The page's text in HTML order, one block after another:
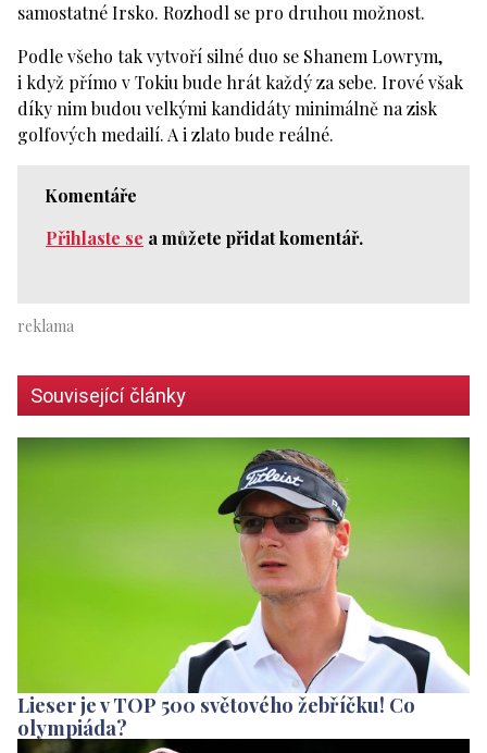
samostatné Irsko. Rozhodl se pro druhou možnost.
Podle všeho tak vytvoří silné duo se Shanem Lowrym,
i když přímo v Tokiu bude hrát každý za sebe. Irové však
díky nim budou velkými kandidáty minimálně na zisk
golfových medailí. A i zlato bude reálné.
Komentáře
Přihlaste se a můžete přidat komentář.
Související články
Lieser je v TOP 500 světového žebříčku! Co
olympiáda?